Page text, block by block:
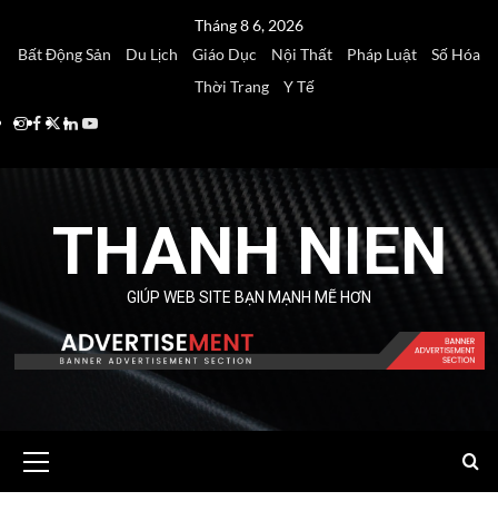
Tháng 8 6, 2026
Bất Động Sản
Du Lịch Giáo Dục Nội Thất Pháp Luật
Số Hóa
Thời Trang
Y Tế
Instagram
Facebook
Twitter
Linkedin
Youtube
THANH NIEN
GIÚP WEB SITE BẠN MẠNH MẼ HƠN
Menu